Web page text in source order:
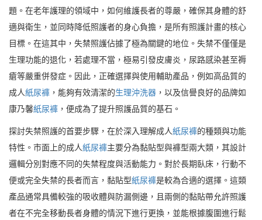
題。在老年護理的領域中，如何維護長者的尊嚴，確保其身體的舒
適與衛生，並同時降低照護者的身心負擔，是所有照護計畫的核心
目標。在這其中，失禁照護佔據了極為關鍵的地位。失禁不僅僅是
生理功能的退化，若處理不當，極易引發皮膚炎，尿路感染甚至褥
瘡等嚴重併發症。因此，正確選擇與使用輔助產品，例如高品質的
成人紙尿褲 ，能夠有效清潔的生理沖洗器 ，以及信譽良好的品牌如
康乃馨紙尿褲 ，便成為了提升照護品質的基石。
探討失禁照護的首要步驟，在於深入理解成人紙尿褲的種類與功能
特性。市面上的成人紙尿褲主要分為黏貼型與褲型兩大類，其設計
邏輯分別對應不同的失禁程度與活動能力。對於長期臥床，行動不
便或完全失禁的長者而言，黏貼型紙尿褲是較為合適的選擇。這類
產品通常具備較強的吸收體與防漏側邊，且兩側的黏貼帶允許照護
者在不完全移動長者身體的情況下進行更換，並能根據腹圍進行鬆